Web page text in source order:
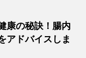
康の秘訣！腸内
アドバイスしま